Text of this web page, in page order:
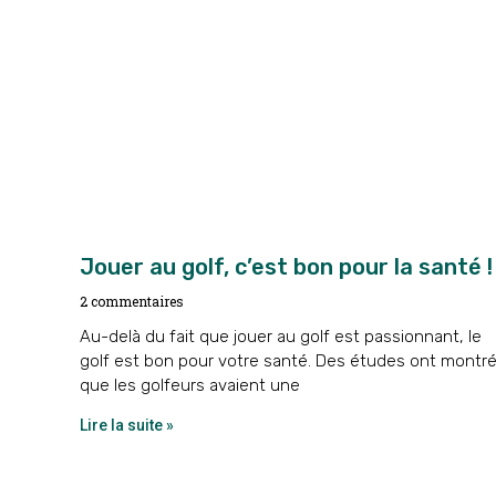
Jouer au golf, c’est bon pour la santé !
2 commentaires
Au-delà du fait que jouer au golf est passionnant, le
golf est bon pour votre santé. Des études ont montré
que les golfeurs avaient une
Lire la suite »